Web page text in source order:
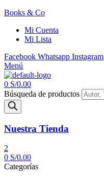
Books & Co
Mi Cuenta
Mi Lista
Facebook Whatsapp Instagram
Menú
0 S/0.00
Búsqueda de productos
Nuestra Tienda
2
0 S/0.00
Categorías